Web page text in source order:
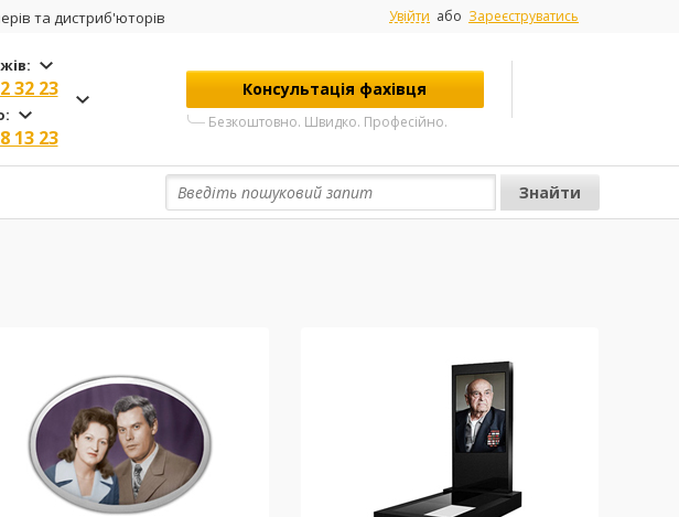
та дистриб'юторів Увійти або Зареєструватись
32 23
13 23
Консультація фахівця
Безкоштовно. Швидко. Професійно.